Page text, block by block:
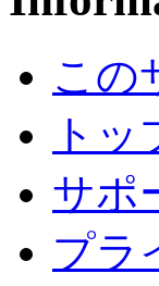
この
ト
サポ
プラ